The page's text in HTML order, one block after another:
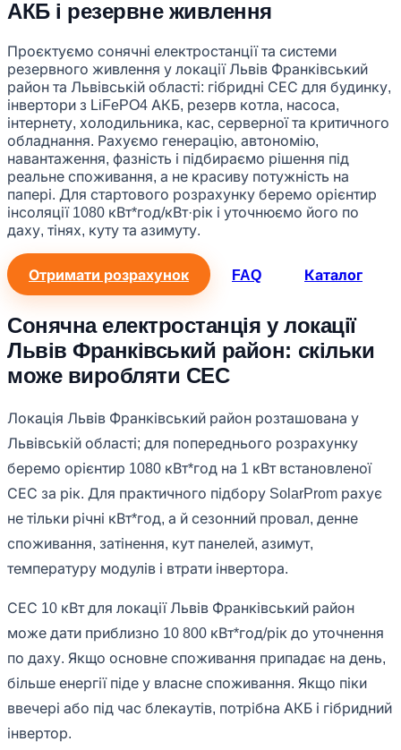
АКБ і резервне живлення
Проєктуємо сонячні електростанції та системи
резервного живлення у локації Львів Франківський
район та Львівській області: гібридні СЕС для будинку,
інвертори з LiFePO4 АКБ, резерв котла, насоса,
інтернету, холодильника, кас, серверної та критичного
обладнання. Рахуємо генерацію, автономію,
навантаження, фазність і підбираємо рішення під
реальне споживання, а не красиву потужність на
папері. Для стартового розрахунку беремо орієнтир
інсоляції 1080 кВт*год/кВт·рік і уточнюємо його по
даху, тінях, куту та азимуту.
Отримати розрахунок FAQ Каталог
Сонячна електростанція у локації
Львів Франківський район: скільки
може виробляти СЕС
Локація Львів Франківський район розташована у
Львівській області; для попереднього розрахунку
беремо орієнтир 1080 кВт*год на 1 кВт встановленої
СЕС за рік. Для практичного підбору SolarProm рахує
не тільки річні кВт*год, а й сезонний провал, денне
споживання, затінення, кут панелей, азимут,
температуру модулів і втрати інвертора.
СЕС 10 кВт для локації Львів Франківський район
може дати приблизно 10 800 кВт*год/рік до уточнення
по даху. Якщо основне споживання припадає на день,
більше енергії піде у власне споживання. Якщо піки
ввечері або під час блекаутів, потрібна АКБ і гібридний
інвертор.